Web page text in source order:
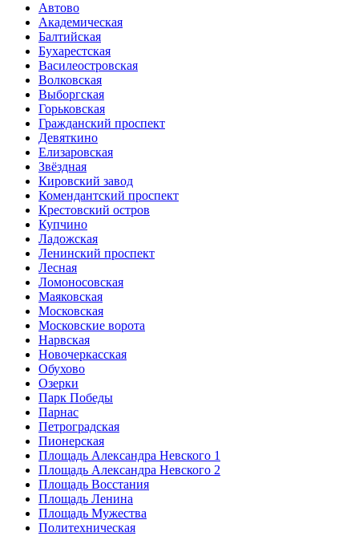
Автово
Академическая
Балтийская
Бухарестская
Василеостровская
Волковская
Выборгская
Горьковская
Гражданский проспект
Девяткино
Елизаровская
Звёздная
Кировский завод
Комендантский проспект
Крестовский остров
Купчино
Ладожская
Ленинский проспект
Лесная
Ломоносовская
Маяковская
Московская
Московские ворота
Нарвская
Новочеркасская
Обухово
Озерки
Парк Победы
Парнас
Петроградская
Пионерская
Площадь Александра Невского 1
Площадь Александра Невского 2
Площадь Восстания
Площадь Ленина
Площадь Мужества
Политехническая